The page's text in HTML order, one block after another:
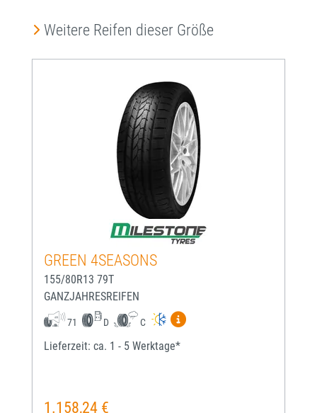
Produktgalerie überspringen
Weitere Reifen dieser Größe
GREEN 4SEASONS
155/80R13 79T
GANZJAHRESREIFEN
71 D C
Mehr Informationen zum
Lieferzeit: ca. 1 - 5 Werktage*
Regulärer Preis:
1.158,24 €